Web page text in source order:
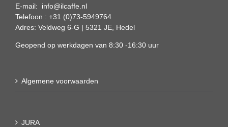
E-mail: info@ilcaffe.nl
Telefoon : +31 (0)73-5949764
Adres: Veldweg 6-G | 5321 JE, Hedel
Geopend op werkdagen van 8:30 -16:30 uur
Algemene voorwaarden
JURA